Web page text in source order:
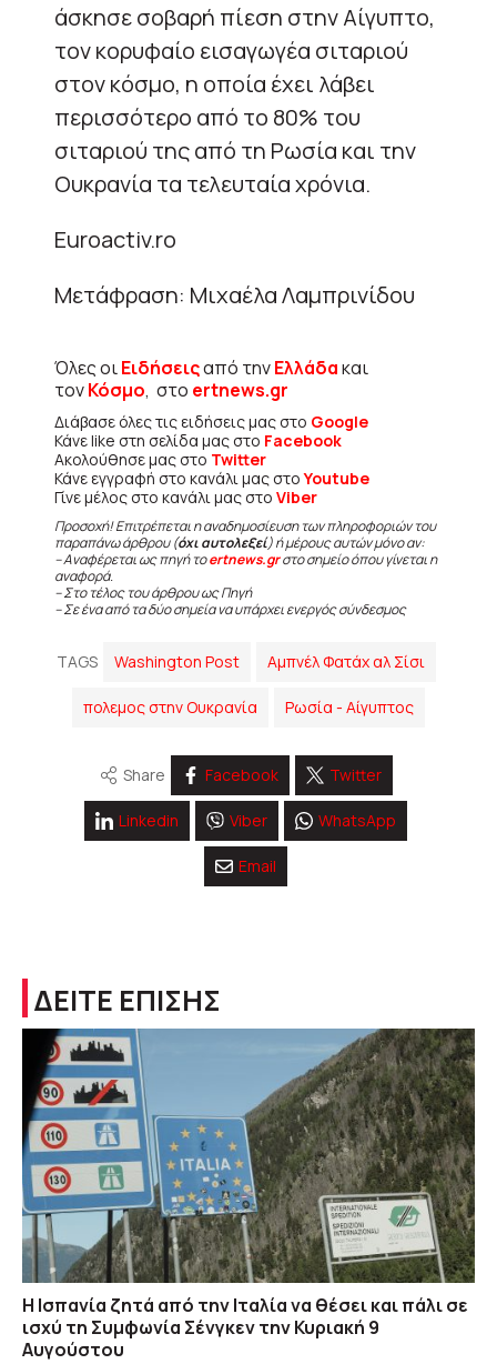
άσκησε σοβαρή πίεση στην Αίγυπτο,
τον κορυφαίο εισαγωγέα σιταριού
στον κόσμο, η οποία έχει λάβει
περισσότερο από το 80% του
σιταριού της από τη Ρωσία και την
Ουκρανία τα τελευταία χρόνια.
Εuroactiv.ro
Μετάφραση: Μιχαέλα Λαμπρινίδου
Όλες οιΕιδήσειςαπό τηνΕλλάδακαι
τονΚόσμο, στο ertnews.gr
Διάβασε όλες τις ειδήσεις μας στο Google
Κάνε like στη σελίδα μας στο Facebook
Ακολούθησε μας στο Twitter
Κάνε εγγραφή στο κανάλι μας στοYoutube
Γίνε μέλος στο κανάλι μας στο Viber
Προσοχή! Επιτρέπεται η αναδημοσίευση των πληροφοριών του
παραπάνω άρθρου (όχι αυτολεξεί) ή μέρους αυτών μόνο αν:
– Αναφέρεται ως πηγή τοertnews.grστο σημείο όπου γίνεται η
αναφορά.
– Στο τέλος του άρθρου ως Πηγή
– Σε ένα από τα δύο σημεία να υπάρχει ενεργός σύνδεσμος
TAGS Washington Post Αμπνέλ Φατάχ αλ Σίσι
πολεμος στην Ουκρανία Ρωσία - Αίγυπτος
Share Facebook Twitter
Linkedin Viber WhatsApp
Email
ΔΕΙΤΕ ΕΠΙΣΗΣ
H Ισπανία ζητά από την Ιταλία να θέσει και πάλι σε
ισχύ τη Συμφωνία Σένγκεν την Κυριακή 9
Αυγούστου